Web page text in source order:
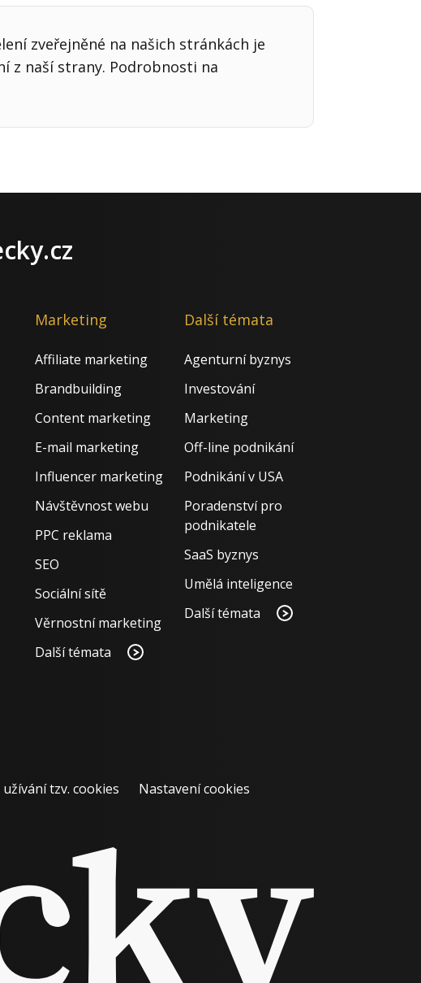
zveřejněné na našich stránkách je
z naší strany. Podrobnosti na
Marketing
Affiliate marketing
Brandbuilding
Content marketing
E-mail marketing
Influencer marketing
Návštěvnost webu
PPC reklama
SEO
Sociální sítě
Věrnostní marketing
Další témata
Další témata
Agenturní byznys
Investování
Marketing
Off-line podnikání
Podnikání v USA
Poradenství pro
podnikatele
SaaS byznys
Umělá inteligence
Další témata
užívání tzv. cookies Nastavení cookies